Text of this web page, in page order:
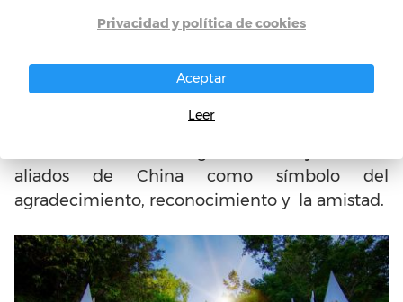
Este museo de la ciudad de Pattaya tiene una
de varios cientos de esculturas. Estas
aliados de China como símbolo del
agradecimiento, reconocimiento y la amistad.
Privacidad y política de cookies
Aceptar
Leer